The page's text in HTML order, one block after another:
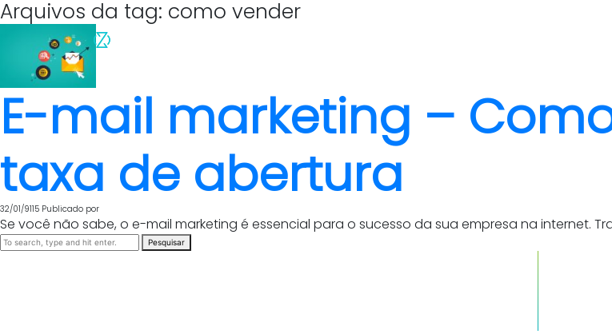
Arquivos da tag: como vender
E-mail marketing –
taxa de abertura
32/01/9115 Publicado por
Se você não sabe, o e-mail marketing é essencial para o sucesso da sua empresa na internet.
Pesquisar